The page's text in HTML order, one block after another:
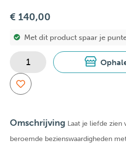
€ 140,00
Met dit product spaar je
Omschrijving Laat je liefde zien
beroemde bezienswaardigheden